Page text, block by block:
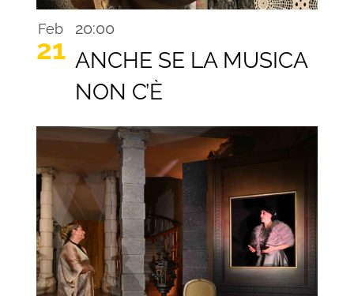
Feb
21
20:00
ANCHE SE LA MUSICA
NON C’È